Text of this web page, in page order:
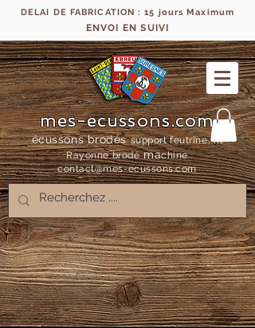
DELAI DE FABRICATION : 15 jours Maximum
ENVOI EN SUIVI
mes-ecussons.com
écussons brodés support feutrine, fil
Rayonne brodémachine
contact@mes-ecussons.com